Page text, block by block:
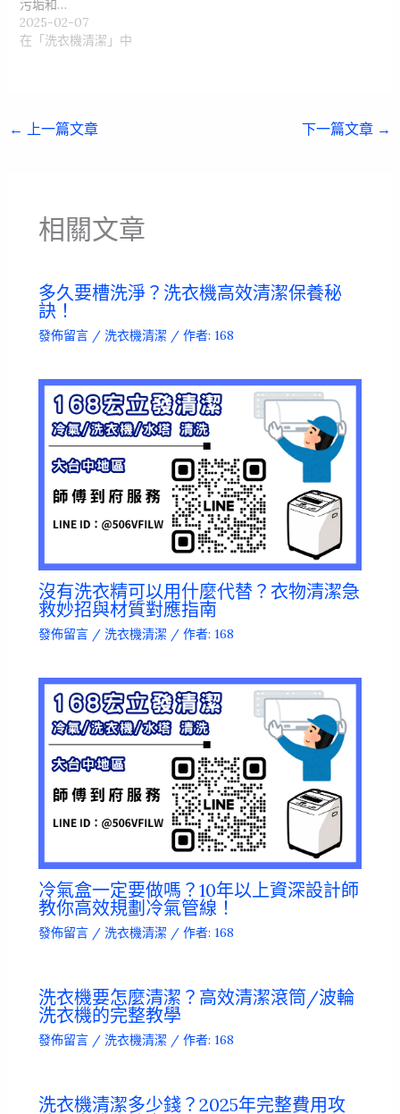
污垢和…
2025-02-07
在「洗衣機清潔」中
← 上一篇文章 下一篇文章 →
相關文章
多久要槽洗淨？洗衣機高效清潔保養秘
訣！
發佈留言 / 洗衣機清潔 / 作者: 168
沒有洗衣精可以用什麼代替？衣物清潔急
救妙招與材質對應指南
發佈留言 / 洗衣機清潔 / 作者: 168
冷氣盒一定要做嗎？10年以上資深設計師
教你高效規劃冷氣管線！
發佈留言 / 洗衣機清潔 / 作者: 168
洗衣機要怎麼清潔？高效清潔滾筒/波輪
洗衣機的完整教學
發佈留言 / 洗衣機清潔 / 作者: 168
洗衣機清潔多少錢？2025年完整費用攻